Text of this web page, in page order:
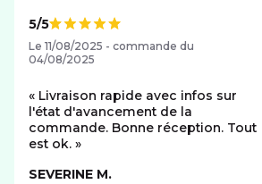
Note de
5/5
Le 11/08/2025 - commande du
04/08/2025
Livraison rapide avec infos sur
l'état d'avancement de la
commande. Bonne réception. Tout
est ok.
SEVERINE M.